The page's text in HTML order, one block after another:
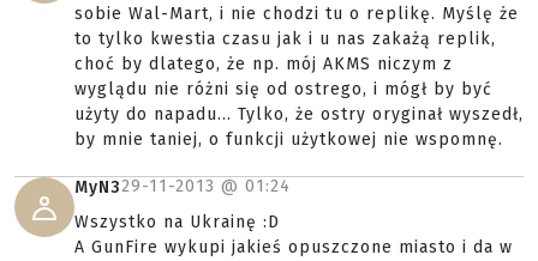
sobie Wal-Mart, i nie chodzi tu o replikę. Myślę że
to tylko kwestia czasu jak i u nas zakażą replik,
choć by dlatego, że np. mój AKMS niczym z
wyglądu nie różni się od ostrego, i mógł by być
użyty do napadu... Tylko, że ostry oryginał wyszedł,
by mnie taniej, o funkcji użytkowej nie wspomnę.
MyN329-11-2013 @ 01:24
Wszystko na Ukrainę :D
A GunFire wykupi jakieś opuszczone miasto i da w